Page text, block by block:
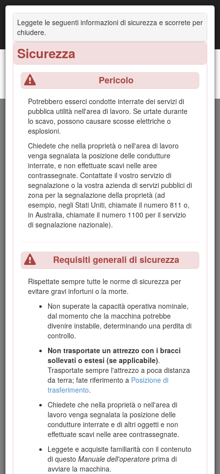
Leggete le seguenti informazioni di sicurezza e scorrete per
chiudere.
Sicurezza
Pericolo
Potrebbero esserci condotte interrate dei servizi di
pubblica utilità nell'area di lavoro. Se urtate durante
lo scavo, possono causare scosse elettriche o
esplosioni.
Chiedete che nella proprietà o nell'area di lavoro
venga segnalata la posizione delle condutture
interrate, e non effettuate scavi nelle aree
contrassegnate. Contattate il vostro servizio di
segnalazione o la vostra azienda di servizi pubblici di
zona per la segnalazione della proprietà (ad
esempio, negli Stati Uniti, chiamate il numero 811 o,
in Australia, chiamate il numero 1100 per il servizio
di segnalazione nazionale).
Requisiti generali di sicurezza
Rispettate sempre tutte le norme di sicurezza per
evitare gravi infortuni o la morte.
Non superate la capacità operativa nominale,
dal momento che la macchina potrebbe
divenire instabile, determinando una perdita di
controllo.
Non trasportate un attrezzo con i bracci
sollevati o estesi (se applicabile).
Trasportate sempre l'attrezzo a poca distanza
da terra; fate riferimento a Posizione di
trasferimento.
Chiedete che nella proprietà o nell'area di
lavoro venga segnalata la posizione delle
condutture interrate e di altri oggetti e non
effettuate scavi nelle aree contrassegnate.
Leggete e acquisite familiarità con il contenuto
di questo Manuale dell'operatore prima di
avviare la macchina.
Modulo di scavo ad alta potenza o modulo di scavo ad alta velocità
Introduzione
multifunzione compatto Toro con una varietà di bracci e
catene. È progettato principalmente per lo scavo di fossi nel
terreno, per facilitare l'interramento di cavi e tubature. Non è
progettato per tagliare materiali duri come legno o cemento.
L'utilizzo di questo prodotto per scopi diversi da quelli previsti
potrebbe rivelarsi pericoloso per voi ed eventuali astanti.
Non modificate la macchina o gli attrezzi.
Questo attrezzo dev'essere utilizzato, manutenzionato e
sicurezza rilevanti.
Utilizzate questo attrezzo con temperature ambientali che
vanno dai -18°C ai 38°C. Per le disposizioni necessarie per
l'utilizzo a temperature estreme, rivolgetevi al Centro
assistenza autorizzato di zona.
Leggete attentamente queste informazioni al fine di utilizzare
e mantenere correttamente il prodotto ed evitare infortuni e
danni. Il proprietario è responsabile del corretto utilizzo del
Visitate il sito www.Toro.com per ottenere materiali di
formazione sulla sicurezza e il funzionamento dei prodotti,
informazioni sugli accessori, assistenza nella localizzazione
di un rivenditore o per registrare il vostro prodotto.
Per assistenza, ricambi originali Toro o ulteriori informazioni,
rivolgersi a un distributore Toro autorizzato o a un centro
assistenza Toro, avendo sempre a portata di mano il numero
del modello e il numero di serie del prodotto. Il numero del
modello e il numero di serie si trovano nella posizione
illustrata nella Figura1. Scrivere i numeri nell’apposito